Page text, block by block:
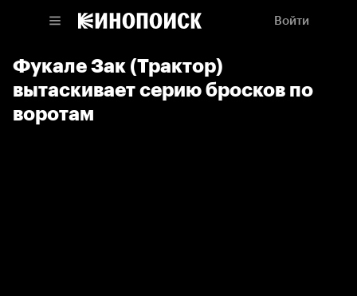
Войти
Фукале Зак (Трактор)
вытаскивает серию бросков по
воротам